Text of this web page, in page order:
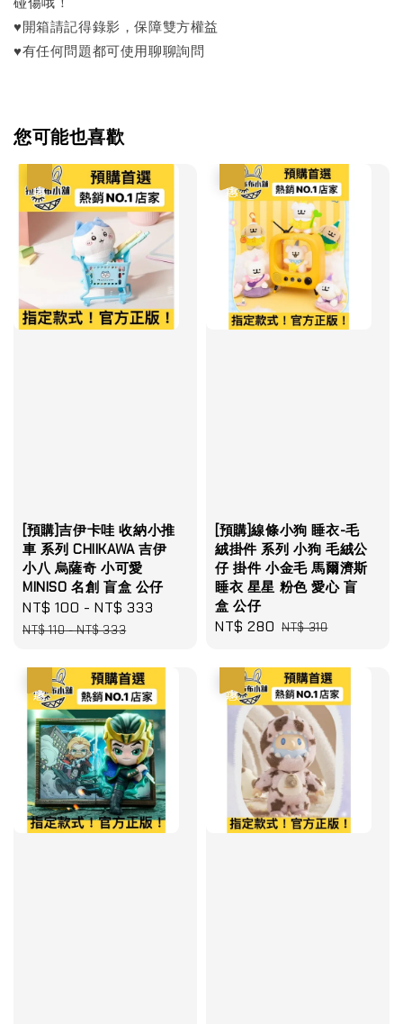
♥開箱請記得錄影，保障雙方權益
♥有任何問題都可使用聊聊詢問
您可能也喜歡
[預購]吉伊卡哇 收納小推
車 系列 CHIIKAWA 吉伊
小八 烏薩奇 小可愛
MINISO 名創 盲盒 公仔
Sale
price
NT$ 100 -NT$ 333
NT$ 110-NT$ 333
[預購]線條小狗 睡衣-毛
絨掛件 系列 小狗 毛絨公
仔 掛件 小金毛 馬爾濟斯
睡衣 星星 粉色 愛心 盲
盒 公仔
Sale
NT$ 280 Regular
NT$ 310